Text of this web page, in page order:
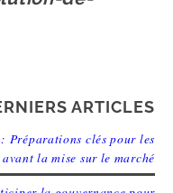
ARTICLES
Préparations clés pour les
la mise sur le marché